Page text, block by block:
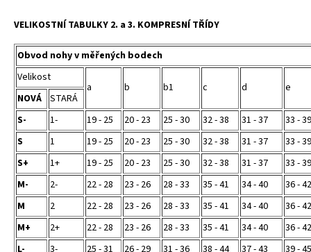
VELIKOSTNÍ TABULKY 2. a 3. KOMPRESNÍ TŘÍDY
Obvod nohy v měřených bodech
Velikost
a b b1 c d
e
NOVÁ STARÁ
S-
1- 19 - 25 20 - 23 25 - 30 32 - 38 31 - 37
33 - 39
S
1 19 - 25 20 - 23 25 - 30 32 - 38 31 - 37
33 - 39
S+
1+ 19 - 25 20 - 23 25 - 30 32 - 38 31 - 37
33 - 39
M-
2- 22 - 28 23 - 26 28 - 33 35 - 41 34 - 40
36 - 42
M
2 22 - 28 23 - 26 28 - 33 35 - 41 34 - 40
36 - 42
M+
2+ 22 - 28 23 - 26 28 - 33 35 - 41 34 - 40
36 - 42
L-
3- 25 - 31 26 - 29 31 - 36 38 - 44 37 - 43
39 - 45